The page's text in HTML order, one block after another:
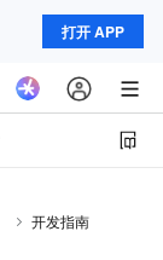
打开 APP
开发指南